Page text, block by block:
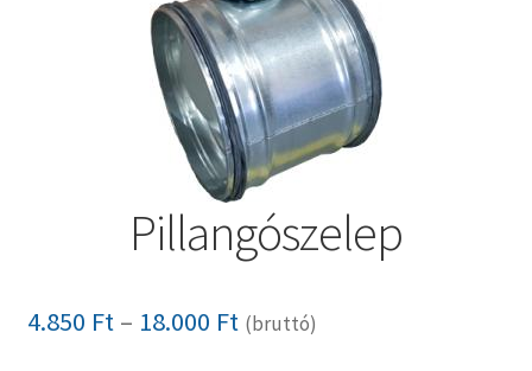
Garancia ügyintézés
Pillangószelep
4.850 Ft – 18.000 FtÁrtartomány:
(bruttó)